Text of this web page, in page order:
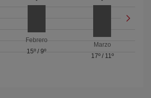
Febrero
15º / 9º
Marzo
17º/ 11º